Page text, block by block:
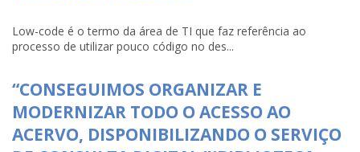
Low-code é o termo da área de TI que faz referência ao
processo de utilizar pouco código no des...
“CONSEGUIMOS ORGANIZAR E
MODERNIZAR TODO O ACESSO AO
ACERVO, DISPONIBILIZANDO O SERVIÇO